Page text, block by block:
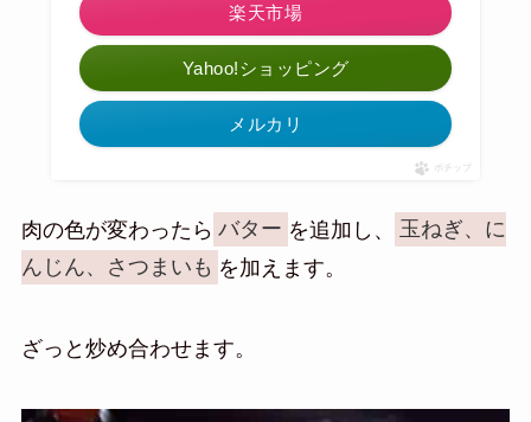
楽天市場
Yahoo!ショッピング
メルカリ
ポチップ
肉の色が変わったら バター を追加し、
玉ねぎ、に
んじん、さつまいも を加えます。
ざっと炒め合わせます。